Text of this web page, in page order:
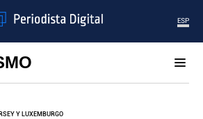
ESP
Y LUXEMBURGO